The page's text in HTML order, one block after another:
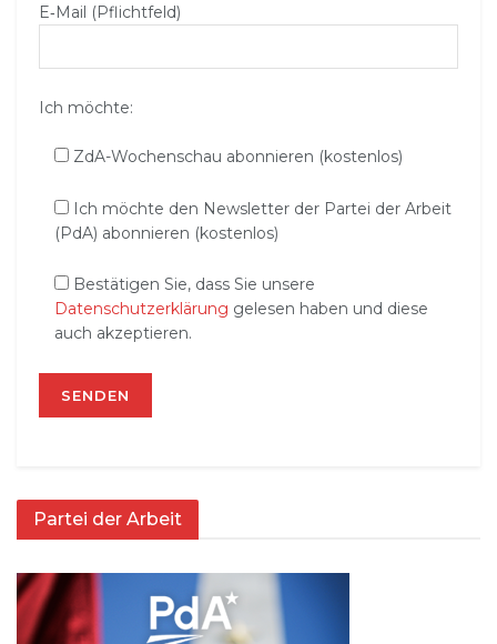
E‑Mail (Pflichtfeld)
Ich möchte:
ZdA-Wochenschau abonnieren (kostenlos)
Ich möchte den Newsletter der Partei der Arbeit
(PdA) abonnieren (kostenlos)
Bestätigen Sie, dass Sie unsere
Datenschutzerklärung gelesen haben und diese
auch akzeptieren.
Partei der Arbeit